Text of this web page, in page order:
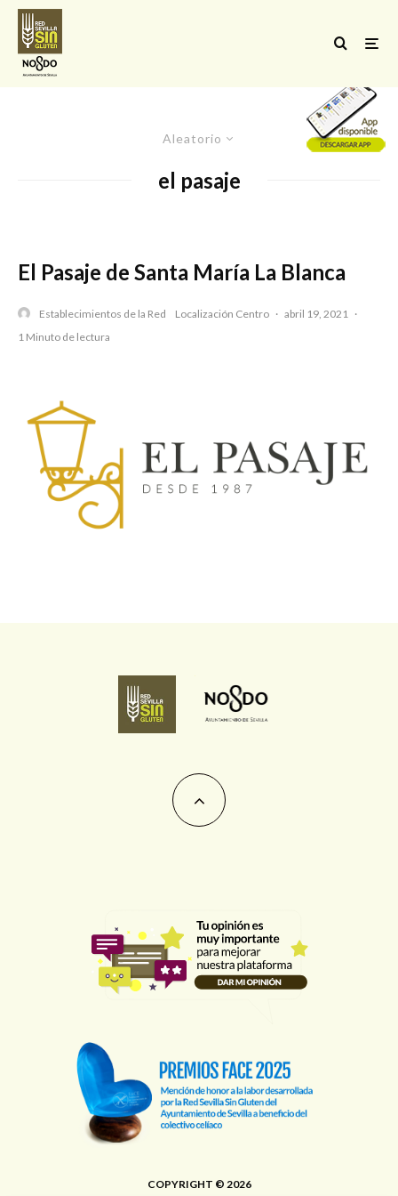
Aleatorio
el pasaje
El Pasaje de Santa María La Blanca
Establecimientos de la Red Localización Centro · abril 19, 2021
·
1 Minuto de lectura
COPYRIGHT © 2026